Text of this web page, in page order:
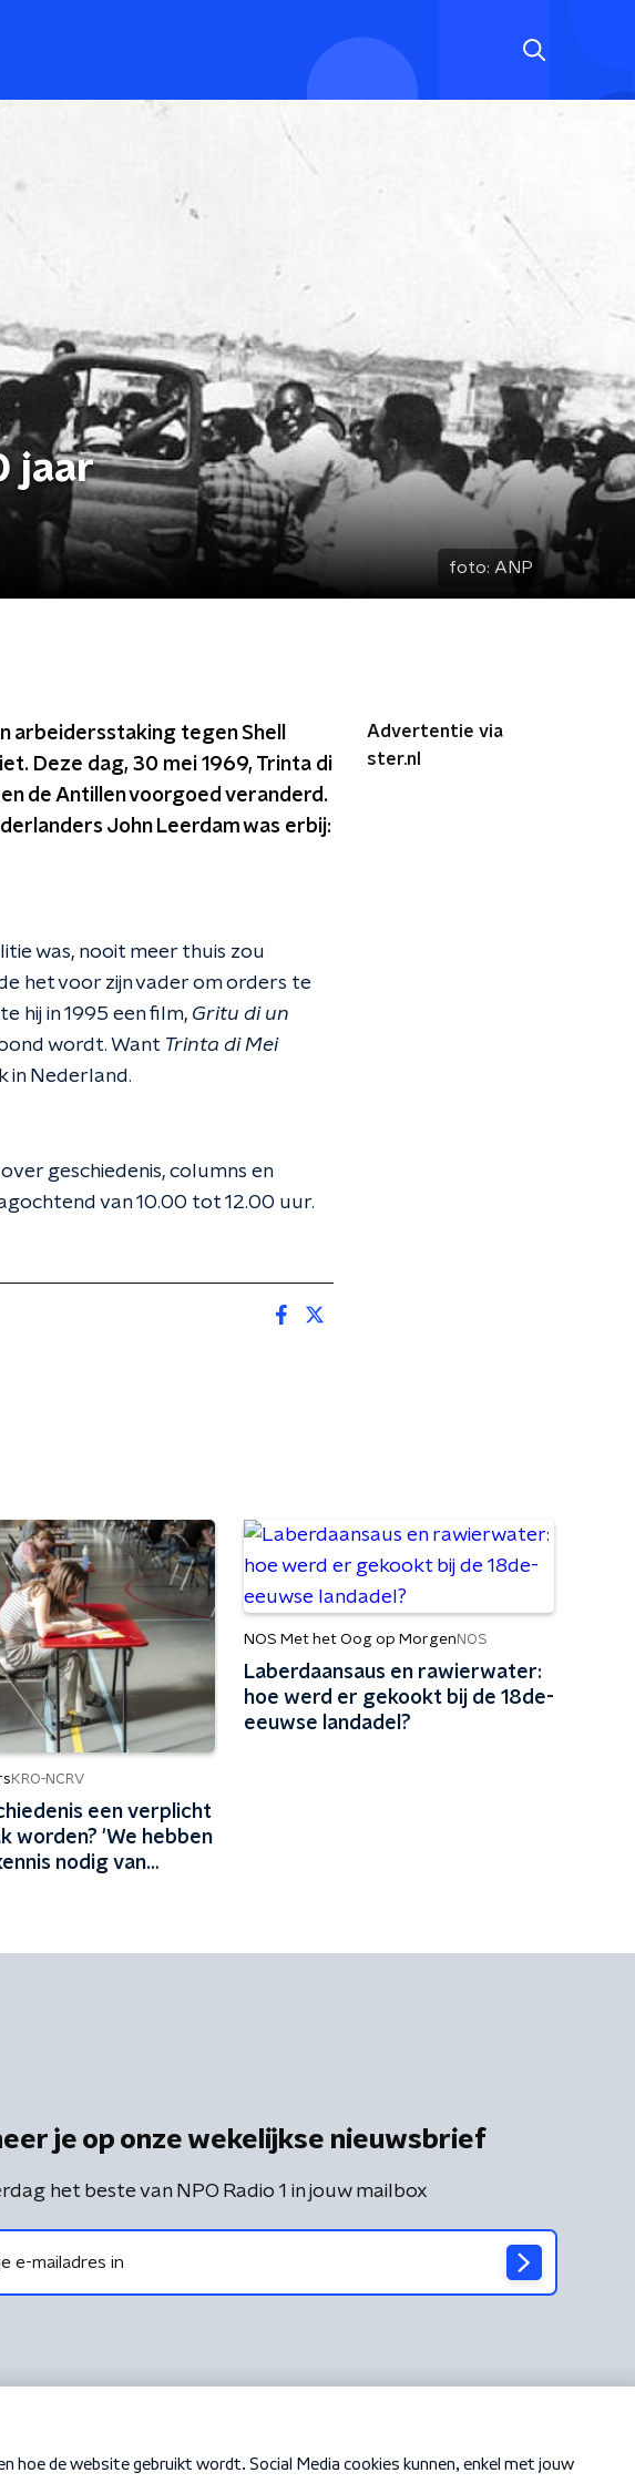
jaar
foto: ANP
arbeidersstaking tegen Shell
Deze dag, 30 mei 1969, Trinta di
de Antillen voorgoed veranderd.
John Leerdam was erbij:
was, nooit meer thuis zou
het voor zijn vader om orders te
hij in 1995 een film, Gritu di un
wordt. Want Trinta di Mei
in Nederland.
geschiedenis, columns en
van 10.00 tot 12.00 uur.
Advertentie via
ster.nl
KRO-NCRV
een verplicht
worden? 'We hebben
nodig van
NOS Met het Oog op Morgen NOS
Laberdaansaus en rawierwater:
hoe werd er gekookt bij de 18de-
eeuwse landadel?
je op onze wekelijkse nieuwsbrief
het beste van NPO Radio 1 in jouw mailbox